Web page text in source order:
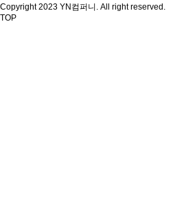
Copyright 2023 YN컴퍼니. All right reserved.
TOP